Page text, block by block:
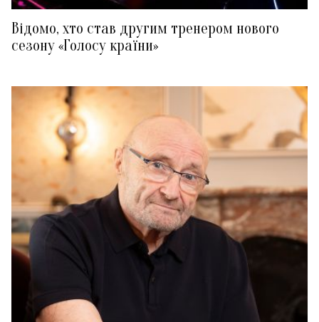
Відомо, хто став другим тренером нового
сезону «Голосу країни»